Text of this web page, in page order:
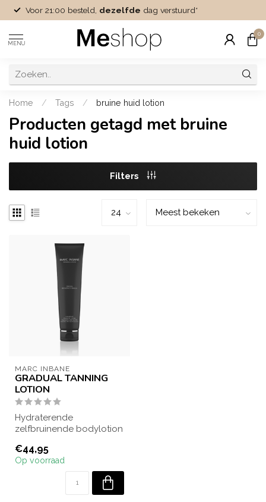
Voor 21:00 besteld, dezelfde dag verstuurd*
MENU
0
Home / Tags / bruine huid lotion
Producten getagd met bruine
huid lotion
Filters
MARC INBANE
GRADUAL TANNING
LOTION
Hydraterende
zelfbruinende bodylotion
opbouwt en de hu...
€44,95
Op voorraad